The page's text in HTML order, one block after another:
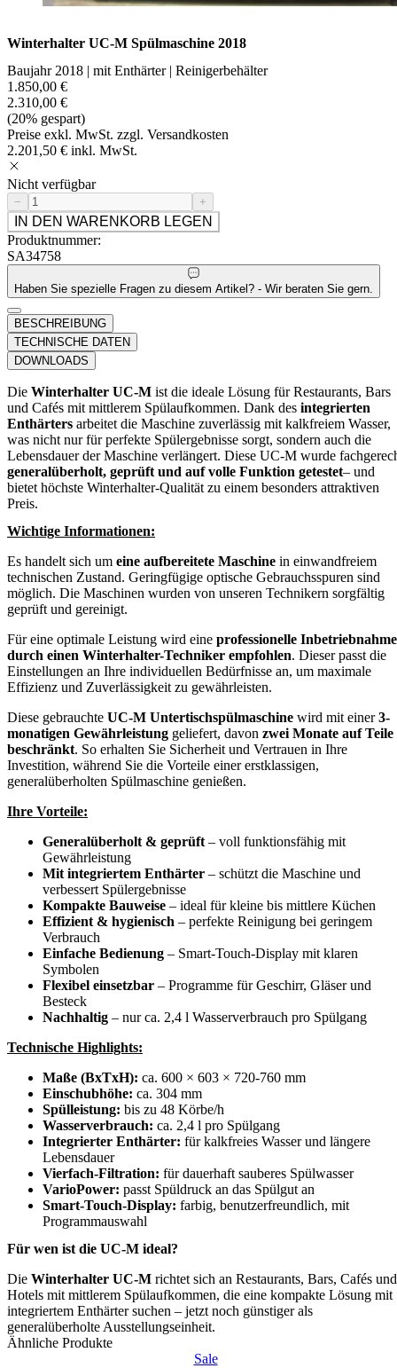
Winterhalter UC-M Spülmaschine 2018
Baujahr 2018 | mit Enthärter | Reinigerbehälter
1.850,00 €
2.310,00 €
(20% gespart)
Preise exkl. MwSt. zzgl. Versandkosten
2.201,50 € inkl. MwSt.
Nicht verfügbar
− +
IN DEN WARENKORB LEGEN
Produktnummer:
SA34758
Haben Sie spezielle Fragen zu diesem Artikel? - Wir beraten Sie gern.
BESCHREIBUNG
TECHNISCHE DATEN
DOWNLOADS
Die Winterhalter UC-M ist die ideale Lösung für Restaurants, Bars
und Cafés mit mittlerem Spülaufkommen. Dank des integrierten
Enthärters arbeitet die Maschine zuverlässig mit kalkfreiem Wasser,
was nicht nur für perfekte Spülergebnisse sorgt, sondern auch die
Lebensdauer der Maschine verlängert. Diese UC-M wurde
generalüberholt, geprüft und auf volle Funktion getestet– und
bietet höchste Winterhalter-Qualität zu einem besonders attraktiven
Preis.
Wichtige Informationen:
Es handelt sich um eine aufbereitete Maschine in einwandfreiem
technischen Zustand. Geringfügige optische Gebrauchsspuren sind
möglich. Die Maschinen wurden von unseren Technikern sorgfältig
geprüft und gereinigt.
Für eine optimale Leistung wird eine professionelle Inbetriebnahme
durch einen Winterhalter-Techniker empfohlen. Dieser passt die
Einstellungen an Ihre individuellen Bedürfnisse an, um maximale
Effizienz und Zuverlässigkeit zu gewährleisten.
Diese gebrauchte UC-M Untertischspülmaschine wird mit einer3-
monatigen Gewährleistung geliefert, davon zwei Monate auf Teile
beschränkt. So erhalten Sie Sicherheit und Vertrauen in Ihre
Investition, während Sie die Vorteile einer erstklassigen,
generalüberholten Spülmaschine genießen.
Ihre Vorteile:
Generalüberholt & geprüft – voll funktionsfähig mit
Gewährleistung
Mit integriertem Enthärter – schützt die Maschine und
verbessert Spülergebnisse
Kompakte Bauweise – ideal für kleine bis mittlere Küchen
Effizient & hygienisch – perfekte Reinigung bei geringem
Verbrauch
Einfache Bedienung – Smart-Touch-Display mit klaren
Symbolen
Flexibel einsetzbar – Programme für Geschirr, Gläser und
Besteck
Nachhaltig – nur ca. 2,4 l Wasserverbrauch pro Spülgang
Technische Highlights:
Maße (BxTxH): ca. 600 × 603 × 720-760 mm
Einschubhöhe: ca. 304 mm
Spülleistung: bis zu 48 Körbe/h
Wasserverbrauch: ca. 2,4 l pro Spülgang
Integrierter Enthärter: für kalkfreies Wasser und längere
Lebensdauer
Vierfach-Filtration: für dauerhaft sauberes Spülwasser
VarioPower: passt Spüldruck an das Spülgut an
Smart-Touch-Display: farbig, benutzerfreundlich, mit
Programmauswahl
Für wen ist die UC-M ideal?
Die Winterhalter UC-M richtet sich an Restaurants, Bars, Cafés und
Hotels mit mittlerem Spülaufkommen, die eine kompakte Lösung mit
integriertem Enthärter suchen – jetzt noch günstiger als
generalüberholte Ausstellungseinheit.
Ähnliche Produkte
Sale